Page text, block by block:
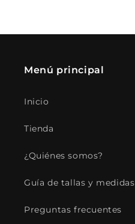
Menú principal
Inicio
Tienda
¿Quiénes somos?
Guía de tallas y medidas
Preguntas frecuentes